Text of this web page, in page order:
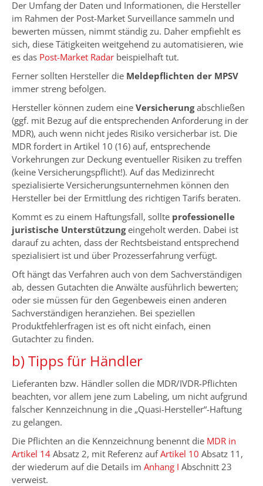
Der Umfang der Daten und Informationen, die Hersteller
im Rahmen der Post-Market Surveillance sammeln und
bewerten müssen, nimmt ständig zu. Daher empfiehlt es
sich, diese Tätigkeiten weitgehend zu automatisieren, wie
es das Post-Market Radar beispielhaft tut.
Ferner sollten Hersteller die Meldepflichten der MPSV
immer streng befolgen.
Hersteller können zudem eine Versicherungabschließen
(ggf. mit Bezug auf die entsprechenden Anforderung in der
MDR), auch wenn nicht jedes Risiko versicherbar ist. Die
MDR fordert in Artikel 10 (16) auf, entsprechende
Vorkehrungen zur Deckung eventueller Risiken zu treffen
(keine Versicherungspflicht!). Auf das Medizinrecht
spezialisierte Versicherungsunternehmen können den
Hersteller bei der Ermittlung des richtigen Tarifs beraten.
Kommt es zu einem Haftungsfall, sollte professionelle
juristische Unterstützungeingeholt werden. Dabei ist
darauf zu achten, dass der Rechtsbeistand entsprechend
spezialisiert ist und über Prozesserfahrung verfügt.
Oft hängt das Verfahren auch von dem Sachverständigen
ab, dessen Gutachten die Anwälte ausführlich bewerten;
oder sie müssen für den Gegenbeweis einen anderen
Sachverständigen heranziehen. Bei speziellen
Produktfehlerfragen ist es oft nicht einfach, einen
Gutachter zu finden.
b) Tipps für Händler
Lieferanten bzw. Händler sollen die MDR/IVDR-Pflichten
beachten, vor allem jene zum Labeling, um nicht aufgrund
falscher Kennzeichnung in die „Quasi-Hersteller“-Haftung
zu gelangen.
Die Pflichten an die Kennzeichnung benennt die MDR in
Artikel 14 Absatz 2, mit Referenz aufArtikel 10 Absatz 11,
der wiederum auf die Details im Anhang I Abschnitt 23
verweist.